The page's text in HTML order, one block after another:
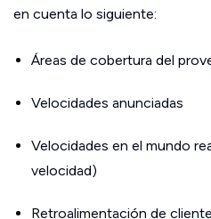
en cuenta lo siguiente:
Áreas de cobertura del
Velocidades anunciadas
Velocidades en el mundo
velocidad)
Retroalimentación de